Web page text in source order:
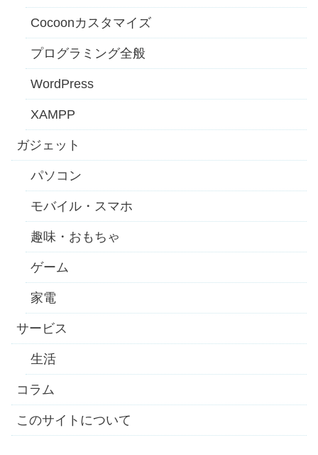
Cocoonカスタマイズ
プログラミング全般
WordPress
XAMPP
ガジェット
パソコン
モバイル・スマホ
趣味・おもちゃ
ゲーム
家電
サービス
生活
コラム
このサイトについて